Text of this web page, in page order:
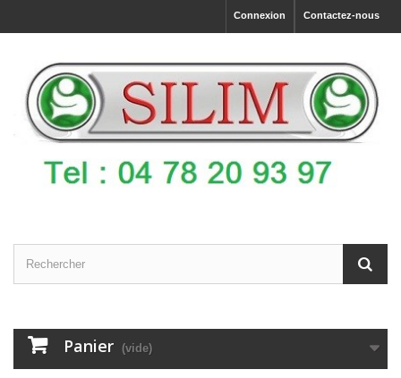
Contactez-nous
Connexion
Panier (vide)